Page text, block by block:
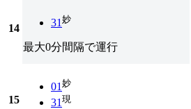
14 31 妙
最大0分間隔で運行
15
01 妙
31 現